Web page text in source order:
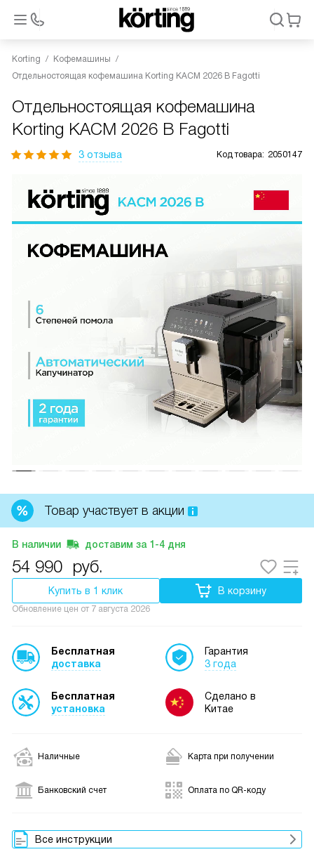
Korting
Кофемашины
Отдельностоящая кофемашина Korting KACM 2026 B Fagotti
Отдельностоящая кофемашина
Korting KACM 2026 B Fagotti
3 отзыва Код товара: 2050147
Товар участвует в акции
В наличии доставим за 1-4 дня
54 990 руб.
Купить в 1 клик В корзину
Обновление цен от 7 августа 2026
Бесплатная
доставка
Бесплатная
установка
Гарантия
3 года
Сделано в
Китае
Наличные Карта при получении
Банковский счет Оплата по QR-коду
Все инструкции